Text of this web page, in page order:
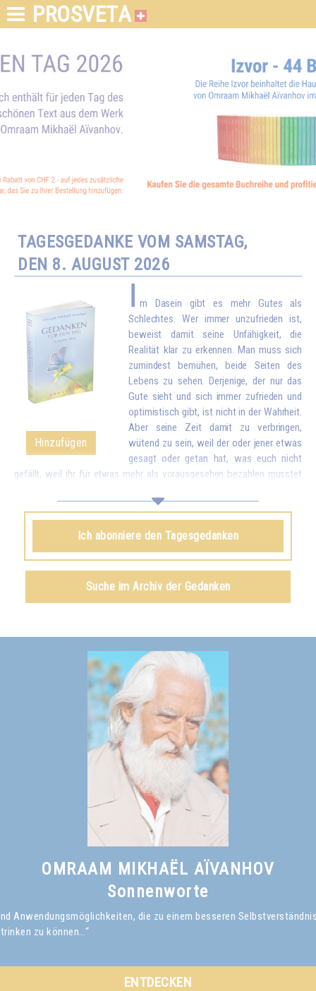
PROSVETA
TAGESGEDANKE VOM SAMSTAG,
DEN 8. AUGUST 2026
Hinzufügen
I m Dasein gibt es mehr Gutes als
Schlechtes. Wer immer unzufrieden ist,
beweist damit seine Unfähigkeit, die
Realität klar zu erkennen. Man muss sich
zumindest bemühen, beide Seiten des
Lebens zu sehen. Derjenige, der nur das
Gute sieht und sich immer zufrieden und
optimistisch gibt, ist nicht in der Wahrheit.
Aber seine Zeit damit zu verbringen,
wütend zu sein, weil der oder jener etwas
gesagt oder getan hat, was euch nicht
gefällt, weil ihr für etwas mehr als vorausgesehen bezahlen musstet
nicht salzig genug ist, wegen solch kleiner Unannehmlichkeiten zu
reagieren, als wären es Katastrophen, wird euch schließlich
stumpfsinnig machen. Vergleicht deshalb diese Kleinigkeiten mit all
dem Reichtum, den euch das Leben bringt. Wenn ihr euch bewusst
viele schöne und gute Dinge es in der Welt gibt und dass ihr das Leben
Siehe das Buch Das Lächeln des Weisen
Ich abonniere den Tagesgedanken
Suche im Archiv der Gedanken
OMRAAM MIKHAËL AÏVANHOV
Sonnenworte
Anwendungsmöglichkeiten, die zu einem besseren
zu können…“
ENTDECKEN